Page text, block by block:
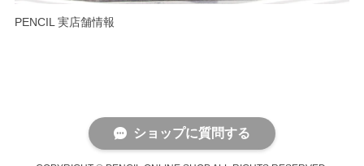
PENCIL 実店舗情報
ショップに質問する